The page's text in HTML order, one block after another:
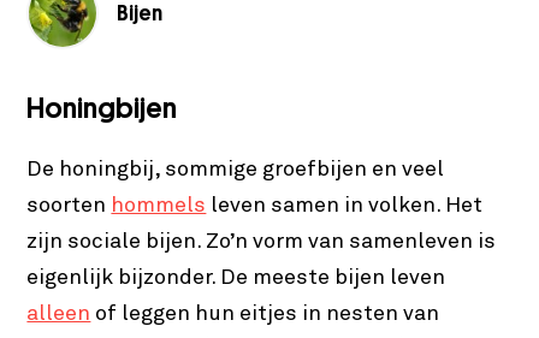
Bijen
Honingbijen
De honingbij, sommige groefbijen en veel
soorten hommels leven samen in volken. Het
zijn sociale bijen. Zo’n vorm van samenleven is
eigenlijk bijzonder. De meeste bijen leven
alleen of leggen hun eitjes in nesten van